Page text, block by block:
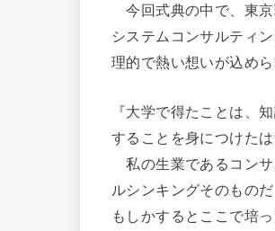
今回式典の中で、東京
システムコンサルティ
理的で熱い想いが込めら
『大学で得たことは、
することを身につけたは
私の生業であるコンサ
ルシンキングそのもの
もしかするとここで培